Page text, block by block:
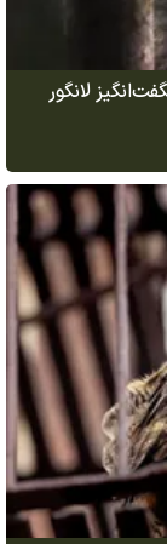
شگفت‌انگیز لانگور